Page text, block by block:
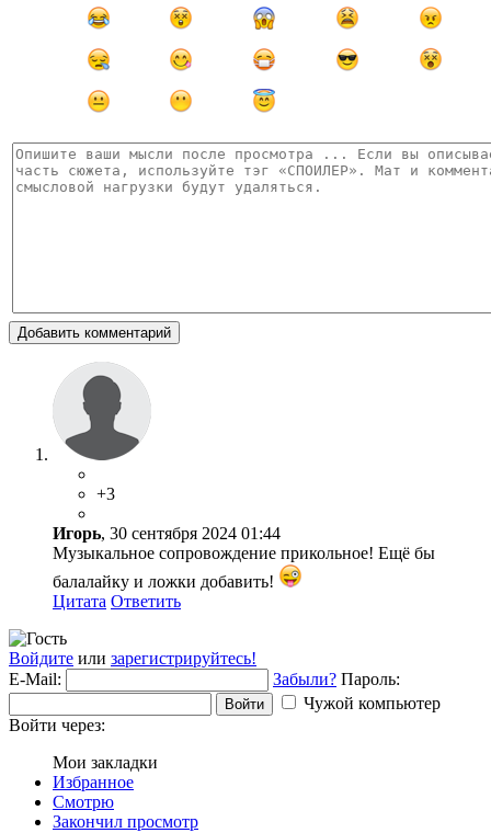
Добавить комментарий
+3
Игорь, 30 сентября 2024 01:44
Музыкальное сопровождение прикольное! Ещё бы
балалайку и ложки добавить!
Цитата Ответить
Войдите или зарегистрируйтесь!
E-Mail:
Забыли? Пароль:
Войти
Чужой компьютер
Войти через:
Мои закладки
Избранное
Смотрю
Закончил просмотр